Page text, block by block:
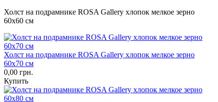
Холст на подрамнике ROSA Gallery хлопок мелкое зерно
60х60 см
Холст на подрамнике ROSA Gallery хлопок мелкое зерно
60х70 см
0,00 грн.
Купить